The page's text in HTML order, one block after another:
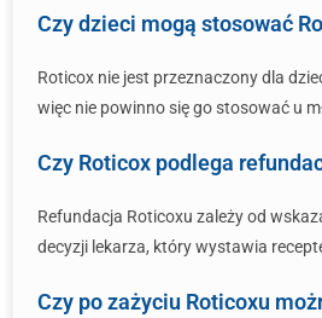
Czy dzieci mogą stosować
Roticox nie jest przeznaczony dla
więc nie powinno się go stosować u
Czy Roticox podlega
Refundacja Roticoxu zależy od
decyzji lekarza, który wystawia
Czy po zażyciu Roticoxu